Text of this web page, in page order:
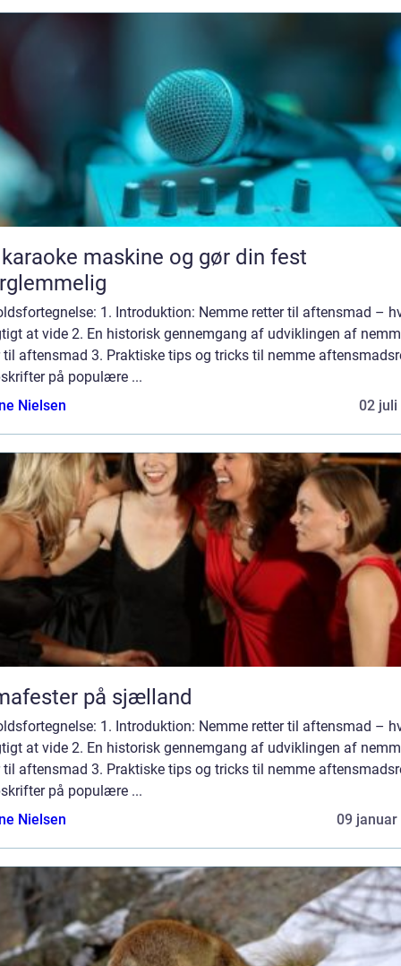
maskine og gør din fest
1. Introduktion: Nemme retter til aftensmad –
at vide 2. En historisk gennemgang af udviklingen af
til aftensmad 3. Praktiske tips og tricks til nemme
på populære ...
Nielsen
02 juli
på sjælland
1. Introduktion: Nemme retter til aftensmad –
at vide 2. En historisk gennemgang af udviklingen af
til aftensmad 3. Praktiske tips og tricks til nemme
på populære ...
Nielsen
09 januar